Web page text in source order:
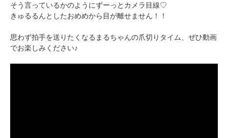
そう言っているかのようにずーっとカメラ目線♡
きゅるるんとしたおめめから目が離せません！！
思わず拍手を送りたくなるまるちゃんの爪切りタイム、ぜひ動画
でお楽しみください♪